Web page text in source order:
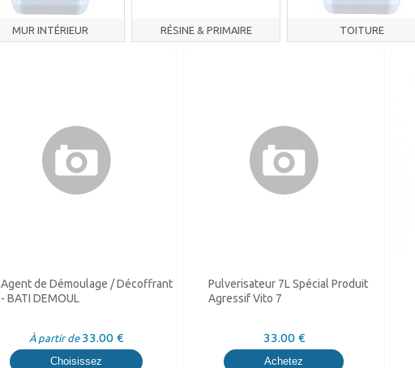
MUR INTÉRIEUR RÉSINE & PRIMAIRE TOITURE
Agent de Démoulage / Décoffrant
- BATI DEMOUL
À partir de 33.00 €
Choisissez
Pulverisateur 7L Spécial Produit
Agressif Vito 7
33.00 €
Achetez